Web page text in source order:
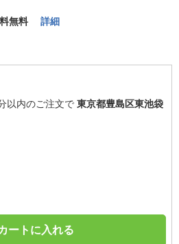
料無料 詳細
以内のご注文で 東京都豊島区東池袋
ートに入れる